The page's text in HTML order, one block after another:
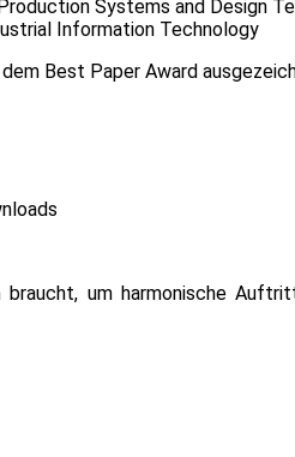
Systems and Design
Information Technology
Best Paper Award
braucht, um harmonische